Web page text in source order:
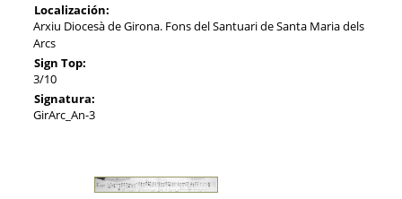
Localización:
Arxiu Diocesà de Girona. Fons del Santuari de Santa Maria dels
Arcs
Sign Top:
3/10
Signatura:
GirArc_An-3